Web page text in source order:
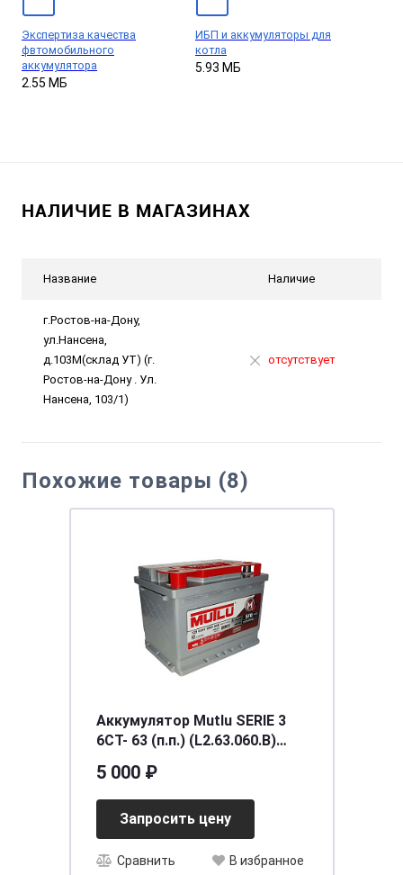
Экспертиза качества
фвтомобильного
аккумулятора
2.55 МБ
ИБП и аккумуляторы для
котла
5.93 МБ
НАЛИЧИЕ В МАГАЗИНАХ
Название Наличие
г.Ростов-на-Дону,
ул.Нансена,
д.103М(склад УТ) (г.
Ростов-на-Дону . Ул.
Нансена, 103/1)
отсутствует
Похожие товары (8)
Аккумулятор Mutlu SERIE 3
6CT- 63 (п.п.) (L2.63.060.B)
5 000 ₽
Запросить цену
Сравнить В избранное